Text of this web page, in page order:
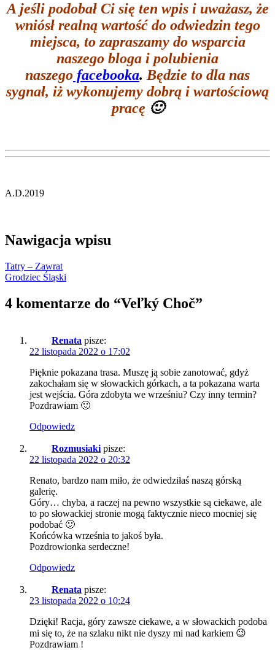
A jeśli podobał Ci się ten wpis i uważasz, że
wniósł realną wartość do odwiedzin tego
miejsca, to zapraszamy do wsparcia
naszego bloga i polubienia
naszego facebooka.Będzie to dla nas
sygnał, iż wykonujemy dobrą i wartościową
pracę 🙂
A.D.2019
Nawigacja wpisu
Tatry – Zawrat
Grodziec Śląski
4 komentarze do “Veľký Choč”
Renata pisze:
22 listopada 2022 o 17:02
Pięknie pokazana trasa. Muszę ją sobie zanotować, gdyż
zakochałam się w słowackich górkach, a ta pokazana warta
jest wejścia. Góra zdobyta we wrześniu? Czy inny termin?
Pozdrawiam 🙂
Odpowiedz
Rozmusiaki pisze:
22 listopada 2022 o 20:32
Renato, bardzo nam miło, że odwiedziłaś naszą górską
galerię.
Góry… chyba, a raczej na pewno wszystkie są ciekawe, ale
to po słowackiej stronie mogą faktycznie nieco mocniej się
podobać 🙂
Końcówka września to jakoś była.
Pozdrowionka serdeczne!
Odpowiedz
Renata pisze:
23 listopada 2022 o 10:24
Dzięki! Racja, góry zawsze ciekawe, a w słowackich podoba
mi się to, że na szlaku nikt nie dyszy mi nad karkiem 😉
Pozdrawiam !